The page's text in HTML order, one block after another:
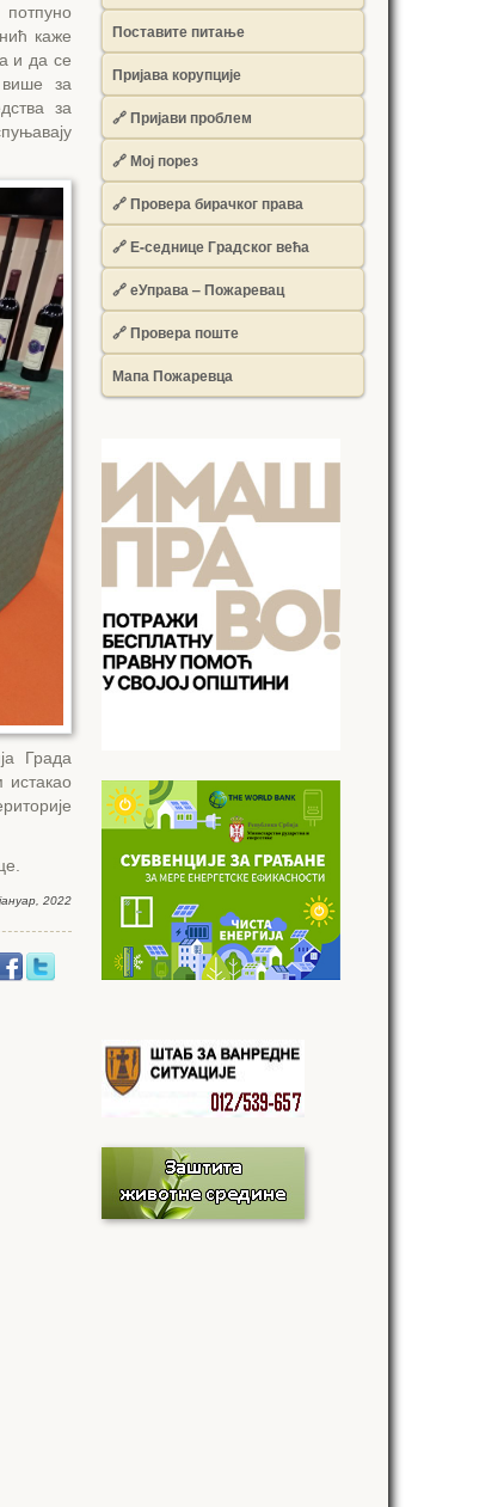
каже
и да се
за
за
Града
истакао
2022
Поставите питање
Пријава корупције
🔗 Пријави проблем
🔗 Мој порез
🔗 Провера бирачког права
🔗 Е-седнице Градског већа
🔗 еУправа – Пожаревац
🔗 Провера поште
Мапа Пожаревца